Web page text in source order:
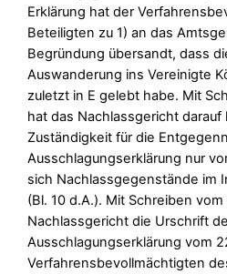
Erklärung hat der
Beteiligten zu 1) an das
Begründung übersandt, dass
Auswanderung ins Vereinigte
zuletzt in E gelebt habe. Mit
hat das Nachlassgericht
Zuständigkeit für die
Ausschlagungserklärung nur
sich Nachlassgegenstände im
(Bl. 10 d.A.). Mit Schreiben
Nachlassgericht die Urschrift
Ausschlagungserklärung vom
Verfahrensbevollmächtigten